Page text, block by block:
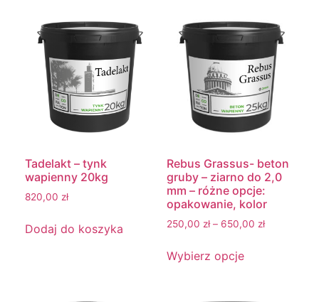
Tadelakt – tynk
wapienny 20kg
820,00 zł
Dodaj do koszyka
Rebus Grassus- beton
gruby – ziarno do 2,0
mm – różne opcje:
opakowanie, kolor
250,00 zł – 650,00 zł
Wybierz opcje